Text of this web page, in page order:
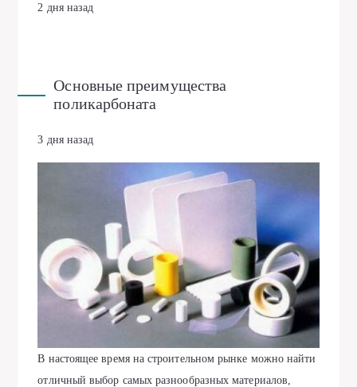
2 дня назад
Основные преимущества
поликарбоната
3 дня назад
В настоящее время на строительном рынке можно найти
отличный выбор самых разнообразных материалов,